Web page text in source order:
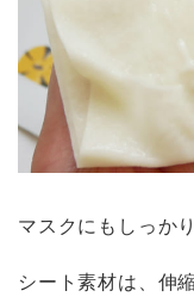
マスクにもしっか
シート素材は、伸